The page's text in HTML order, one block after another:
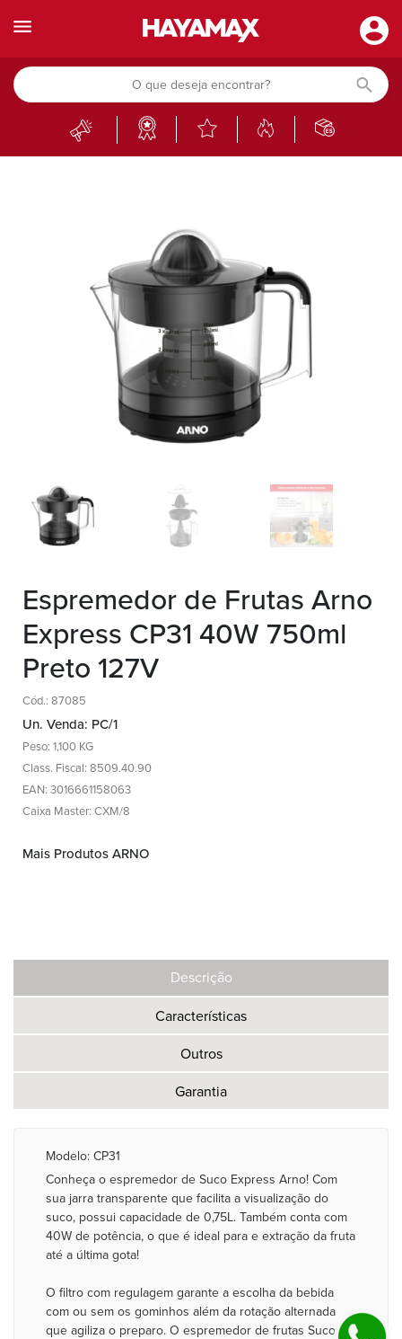
Espremedor de Frutas Arno
Express CP31 40W 750ml
Preto 127V
Cód.: 87085
Un. Venda: PC/1
Peso: 1,100 KG
Class. Fiscal: 8509.40.90
EAN: 3016661158063
Caixa Master: CXM/8
Mais Produtos ARNO
Descrição
Características
Outros
Garantia
Modelo: CP31
Conheça o espremedor de Suco Express Arno! Com
sua jarra transparente que facilita a visualização do
suco, possui capacidade de 0,75L. Também conta com
40W de potência, o que é ideal para e extração da fruta
até a última gota!
O filtro com regulagem garante a escolha da bebida
com ou sem os gominhos além da rotação alternada
que agiliza o preparo. O espremedor de frutas Suco